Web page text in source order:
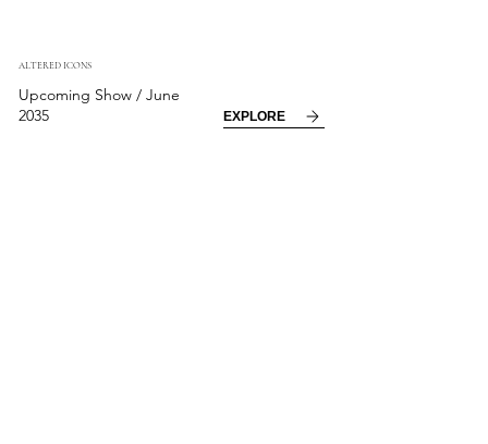
ALTERED ICONS
Upcoming Show / June
2035
EXPLORE